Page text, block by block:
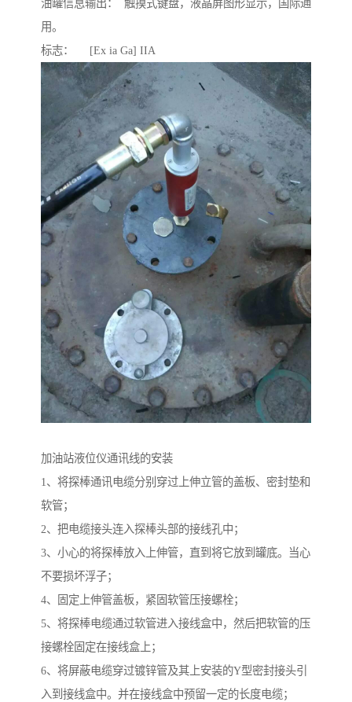
油罐信息输出： 触摸式键盘，液晶屏图形显示，国际通
用。
标志： [Ex ia Ga] IIA
加油站液位仪通讯线的安装
1、将探棒通讯电缆分别穿过上伸立管的盖板、密封垫和
软管；
2、把电缆接头连入探棒头部的接线孔中；
3、小心的将探棒放入上伸管，直到将它放到罐底。当心
不要损坏浮子；
4、固定上伸管盖板，紧固软管压接螺栓；
5、将探棒电缆通过软管进入接线盒中，然后把软管的压
接螺栓固定在接线盒上；
6、将屏蔽电缆穿过镀锌管及其上安装的Y型密封接头引
入到接线盒中。并在接线盒中预留一定的长度电缆；